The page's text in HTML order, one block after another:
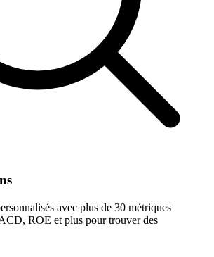
avec plus de 30 métriques
ROE et plus pour trouver des